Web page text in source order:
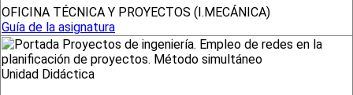
OFICINA TÉCNICA Y PROYECTOS (I.MECÁNICA)
Guía de la asignatura
Unidad Didáctica